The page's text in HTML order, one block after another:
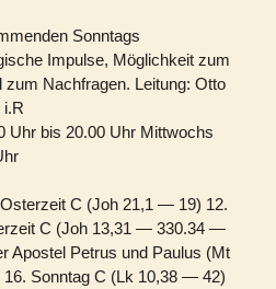
Sonntags
Impulse, Möglichkeit zum
Nachfragen. Leitung: Otto
i.R
Uhr bis 20.00 Uhr Mittwochs
C (Joh 21,1 — 19) 12.
C (Joh 13,31 — 330.34 —
Apostel Petrus und Paulus (Mt
Sonntag C (Lk 10,38 — 42)